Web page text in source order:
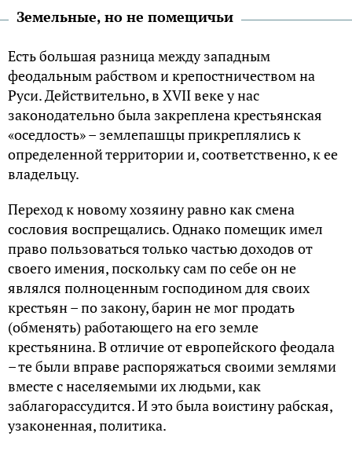
Земельные, но не помещичьи
Есть большая разница между западным
феодальным рабством и крепостничеством на
Руси. Действительно, в XVII веке у нас
законодательно была закреплена крестьянская
«оседлость» – землепашцы прикреплялись к
определенной территории и, соответственно, к ее
владельцу.
Переход к новому хозяину равно как смена
сословия воспрещались. Однако помещик имел
право пользоваться только частью доходов от
своего имения, поскольку сам по себе он не
являлся полноценным господином для своих
крестьян – по закону, барин не мог продать
(обменять) работающего на его земле
крестьянина. В отличие от европейского феодала
– те были вправе распоряжаться своими землями
вместе с населяемыми их людьми, как
заблагорассудится. И это была воистину рабская,
узаконенная, политика.